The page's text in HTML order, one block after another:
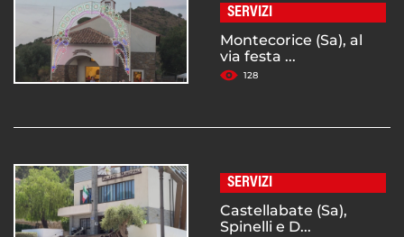
SERVIZI
Montecorice (Sa), al
via festa ...
128
SERVIZI
Castellabate (Sa),
Spinelli e D...